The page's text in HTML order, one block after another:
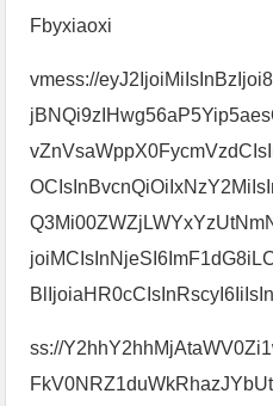
Fbyxiaoxi
vmess://
ss://